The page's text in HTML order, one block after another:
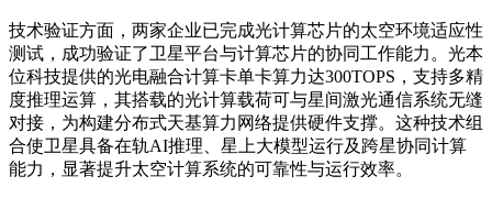
技术验证方面，两家企业已完成光计算芯片的太空环境适应性
测试，成功验证了卫星平台与计算芯片的协同工作能力。光本
位科技提供的光电融合计算卡单卡算力达300TOPS，支持多精
度推理运算，其搭载的光计算载荷可与星间激光通信系统无缝
对接，为构建分布式天基算力网络提供硬件支撑。这种技术组
合使卫星具备在轨AI推理、星上大模型运行及跨星协同计算
能力，显著提升太空计算系统的可靠性与运行效率。